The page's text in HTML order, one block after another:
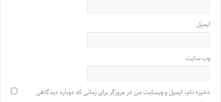
ایمیل
وب‌ سایت
ذخیره نام، ایمیل و وبسایت من در مرورگر برای زمانی که دوباره دیدگاهی